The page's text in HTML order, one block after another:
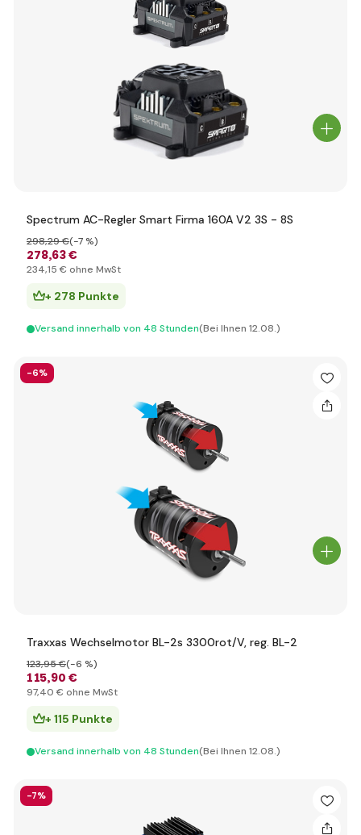
Spectrum AC-Regler Smart Firma 160A V2 3S - 8S
278,63 €
298,29 €(-7 %)
234,15 € ohne MwSt
+ 278 Punkte
Versand innerhalb von 48 Stunden(Bei Ihnen 12.08.)
-6%
Traxxas Wechselmotor BL-2s 3300rot/V, reg. BL-2
115,90 €
123,95 €(-6 %)
97,40 € ohne MwSt
+ 115 Punkte
Versand innerhalb von 48 Stunden(Bei Ihnen 12.08.)
-7%